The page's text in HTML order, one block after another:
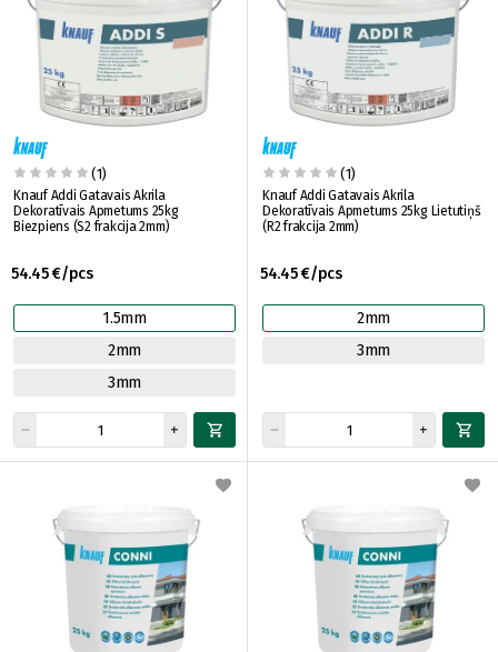
(1)
Knauf Addi Gatavais Akrila
Dekoratīvais Apmetums 25kg
Biezpiens (S2 frakcija 2mm)
54.45 €/pcs
1.5mm
2mm
3mm
(1)
Knauf Addi Gatavais Akrila
Dekoratīvais Apmetums 25kg Lietutiņš
(R2 frakcija 2mm)
54.45 €/pcs
2mm
3mm